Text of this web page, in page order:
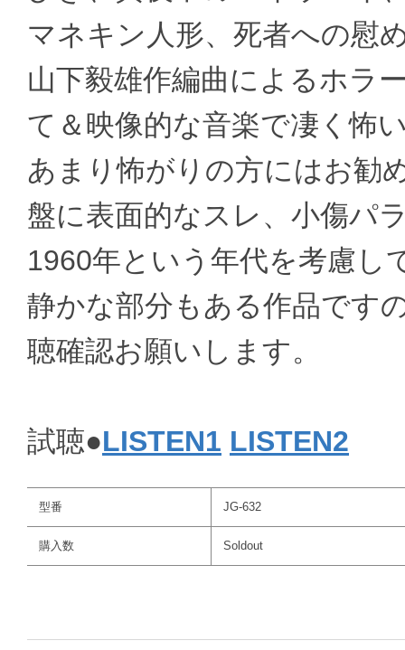
マネキン人形、死者への慰
山下毅雄作編曲によるホラ
て＆映像的な音楽で凄く怖
あまり怖がりの方にはお勧
盤に表面的なスレ、小傷パ
1960年という年代を考慮し
静かな部分もある作品です
聴確認お願いします。
試聴●LISTEN1 LISTEN2
型番 JG-632
購入数 Soldout